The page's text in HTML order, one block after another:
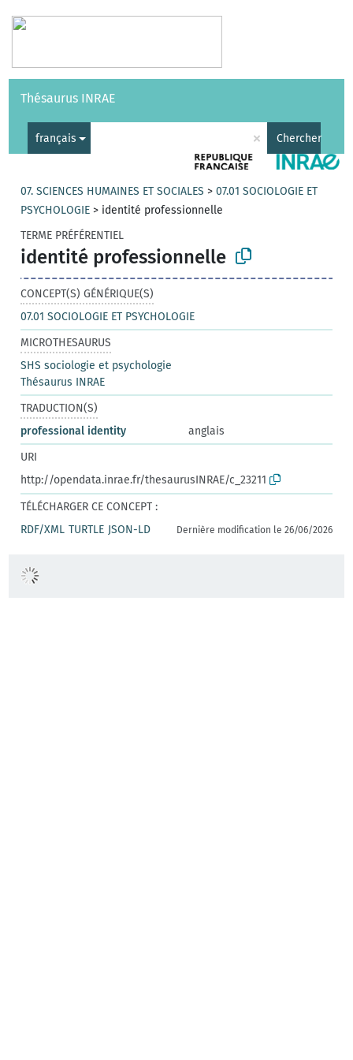
Vocabulaires API
Thésaurus INRAE
français × Chercher
07. SCIENCES HUMAINES ET SOCIALES >07.01 SOCIOLOGIE ET
PSYCHOLOGIE > identité professionnelle
TERME PRÉFÉRENTIEL
identité professionnelle
CONCEPT(S) GÉNÉRIQUE(S)
07.01 SOCIOLOGIE ET PSYCHOLOGIE
MICROTHESAURUS
SHS sociologie et psychologie
Thésaurus INRAE
TRADUCTION(S)
professional identity
anglais
URI
http://opendata.inrae.fr/thesaurusINRAE/c_23211
TÉLÉCHARGER CE CONCEPT :
RDF/XML TURTLE JSON-LD Dernière modification le 26/06/2026